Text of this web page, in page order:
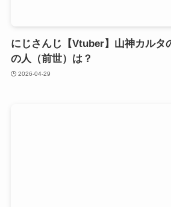
にじさんじ【Vtuber】山神カルタ
の人（前世）は？
2026-04-29